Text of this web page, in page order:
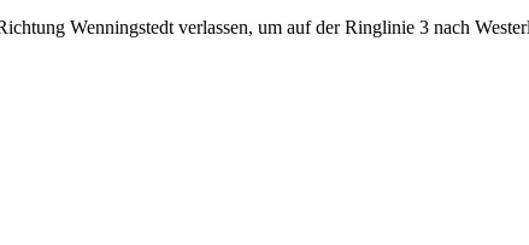
Wenningstedt verlassen, um auf der Ringlinie 3 nach